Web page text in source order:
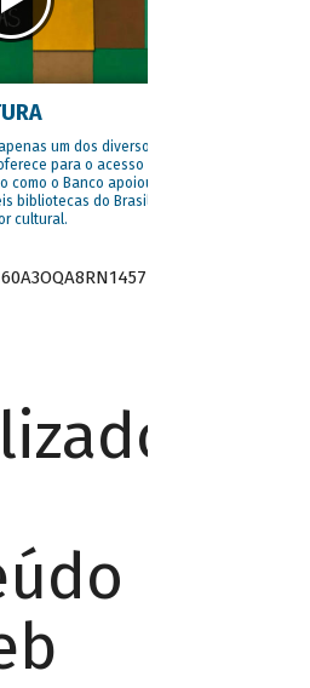
um dos diversos
para o acesso à
como o Banco apoiou
bibliotecas do Brasil e
cultural.